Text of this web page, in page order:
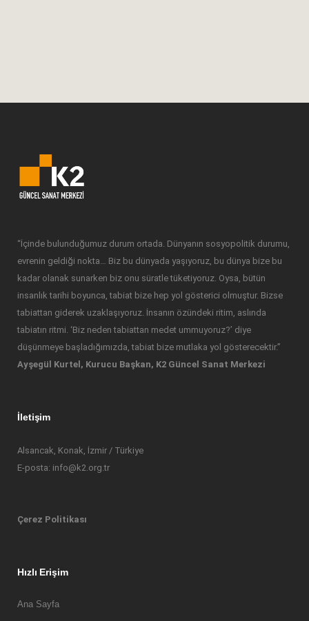
“İçinde bulunduğumuz durum ortada. Dünyanın sosyopolitik durumu,
evrenin geldiği nokta… Biz bu dünyada yaşıyoruz, bu dünya bize bu
kadar olanak sunarken biz onu süratle tüketiyoruz. Oysa, bütün
insanlık tarihi boyunca, tabiat bize hep yol gösterici olmuştur. Bizse
tabiattan giderek uzaklaşıyoruz. İnsanın özündeki ritim, aslında
tabiatın ritmi. ‘Biz neden tabiattan medet ummuyoruz?’ diye
düşünmeye başladığımızda, tabiat bize mutlaka yol gösterecektir.”
Ayşegül Kurtel, Kurucu Başkan, K2 Güncel Sanat Merkezi
İletişim
Alsancak, Konak, İzmir / Türkiye
E-posta: info@k2.org.tr
Çerez Politikası
Hızlı Erişim
Ana Sayfa